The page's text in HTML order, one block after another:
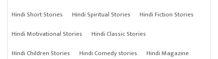
Hindi Short Stories Hindi Spiritual Stories
Hindi Fiction Stories
Hindi Motivational Stories
Hindi Classic Stories
Hindi Children Stories
Hindi Comedy stories
Hindi Magazine